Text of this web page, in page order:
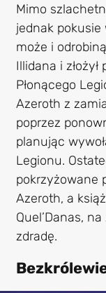
Mimo
jednak pokusie
może i
Illidana i
Płonącego
Azeroth z
poprzez
planując
Legionu.
pokrzyżowane
Azeroth, a
Quel’Danas,
zdradę.